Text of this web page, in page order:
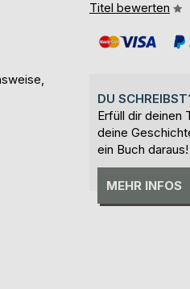
Titel bewerten
DU
Erfüll dir deinen
deine
ein Buch daraus!
MEHR INFOS